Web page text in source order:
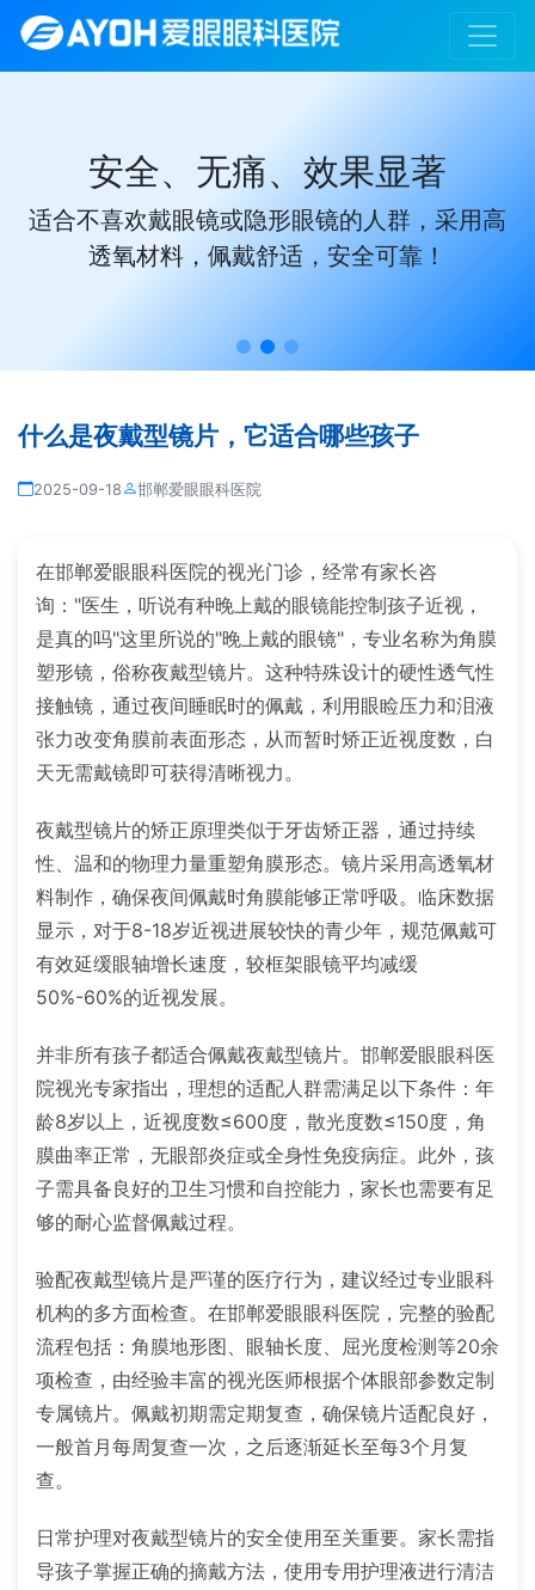
安全、无痛、效果显著
适合不喜欢戴眼镜或隐形眼镜的人群，采用高
透氧材料，佩戴舒适，安全可靠！
什么是夜戴型镜片，它适合哪些孩子
2025-09-18 邯郸爱眼眼科医院
在邯郸爱眼眼科医院的视光门诊，经常有家长咨
询："医生，听说有种晚上戴的眼镜能控制孩子近视，
是真的吗"这里所说的"晚上戴的眼镜"，专业名称为角膜
塑形镜，俗称夜戴型镜片。这种特殊设计的硬性透气性
接触镜，通过夜间睡眠时的佩戴，利用眼睑压力和泪液
张力改变角膜前表面形态，从而暂时矫正近视度数，白
天无需戴镜即可获得清晰视力。
夜戴型镜片的矫正原理类似于牙齿矫正器，通过持续
性、温和的物理力量重塑角膜形态。镜片采用高透氧材
料制作，确保夜间佩戴时角膜能够正常呼吸。临床数据
显示，对于8-18岁近视进展较快的青少年，规范佩戴可
有效延缓眼轴增长速度，较框架眼镜平均减缓
50%-60%的近视发展。
并非所有孩子都适合佩戴夜戴型镜片。邯郸爱眼眼科医
院视光专家指出，理想的适配人群需满足以下条件：年
龄8岁以上，近视度数≤600度，散光度数≤150度，角
膜曲率正常，无眼部炎症或全身性免疫病症。此外，孩
子需具备良好的卫生习惯和自控能力，家长也需要有足
够的耐心监督佩戴过程。
验配夜戴型镜片是严谨的医疗行为，建议经过专业眼科
机构的多方面检查。在邯郸爱眼眼科医院，完整的验配
流程包括：角膜地形图、眼轴长度、屈光度检测等20余
项检查，由经验丰富的视光医师根据个体眼部参数定制
专属镜片。佩戴初期需定期复查，确保镜片适配良好，
一般首月每周复查一次，之后逐渐延长至每3个月复
查。
日常护理对夜戴型镜片的安全使用至关重要。家长需指
导孩子掌握正确的摘戴方法，使用专用护理液进行清洁